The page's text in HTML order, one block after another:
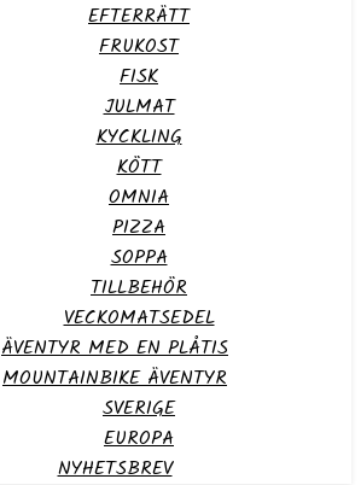
EFTERRÄTT
FRUKOST
FISK
JULMAT
KYCKLING
KÖTT
OMNIA
PIZZA
SOPPA
TILLBEHÖR
VECKOMATSEDEL
ÄVENTYR MED EN PLÅTIS
MOUNTAINBIKE ÄVENTYR
SVERIGE
EUROPA
NYHETSBREV